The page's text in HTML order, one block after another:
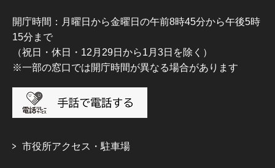
開庁時間：月曜日から金曜日の午前8時45分から午後5時
15分まで
（祝日・休日・12月29日から1月3日を除く）
※一部の窓口では開庁時間が異なる場合があります
市役所アクセス・駐車場